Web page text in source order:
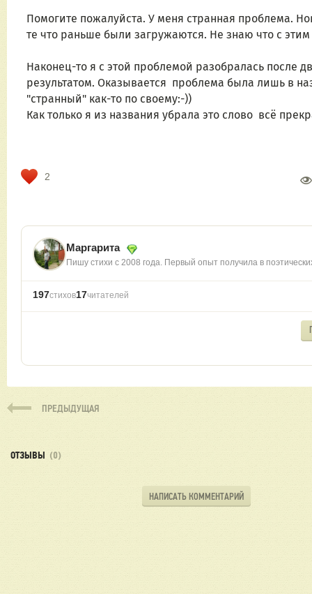
Помогите пожалуйста. У меня странная проблема.
те что раньше были загружаются. Не знаю что с
Наконец-то я с этой проблемой разобралась после
результатом. Оказывается  проблема была лишь в
"странный" как-то по своему:-))
Как только я из названия убрала это слово  всё
2
Маргарита
Пишу стихи с 2008 года. Первый опыт получила в
197стихов17читателей
ПРЕДЫДУЩАЯ
ОТЗЫВЫ (0)
НАПИСАТЬ КОММЕНТАРИЙ